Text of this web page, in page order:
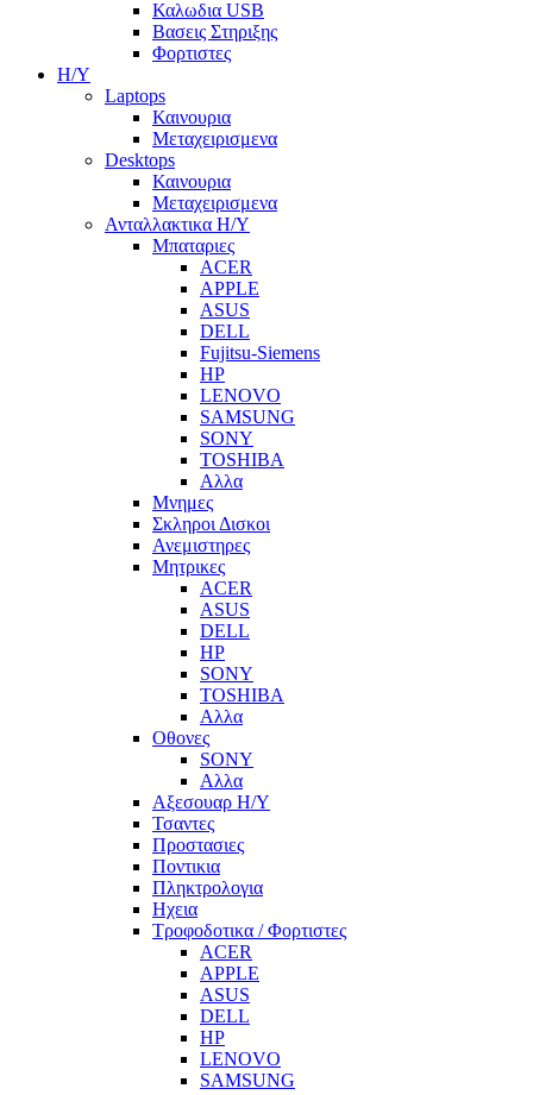
Καλωδια USB
Βασεις Στηριξης
Φορτιστες
Η/Υ
Laptops
Καινουρια
Μεταχειρισμενα
Desktops
Καινουρια
Μεταχειρισμενα
Ανταλλακτικα H/Y
Μπαταριες
ACER
APPLE
ASUS
DELL
Fujitsu-Siemens
HP
LENOVO
SAMSUNG
SONY
TOSHIBA
Αλλα
Μνημες
Σκληροι Δισκοι
Ανεμιστηρες
Μητρικες
ACER
ASUS
DELL
HP
SONY
TOSHIBA
Αλλα
Οθονες
SONY
Αλλα
Αξεσουαρ Η/Υ
Τσαντες
Προστασιες
Ποντικια
Πληκτρολογια
Ηχεια
Τροφοδοτικα / Φορτιστες
ACER
APPLE
ASUS
DELL
HP
LENOVO
SAMSUNG